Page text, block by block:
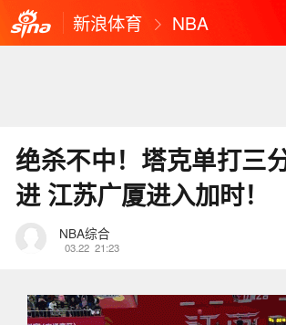
新浪体育 NBA
绝杀不中！塔克单打三
进 江苏广厦进入加时！
NBA综合
03.22 21:23